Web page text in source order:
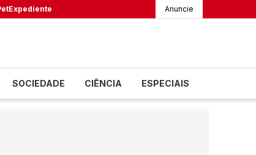
Expediente Anuncie
SOCIEDADE CIÊNCIA ESPECIAIS